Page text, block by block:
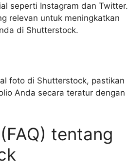
seperti Instagram dan Twitter.
relevan untuk meningkatkan
di Shutterstock.
foto di Shutterstock, pastikan
Anda secara teratur dengan
tentang